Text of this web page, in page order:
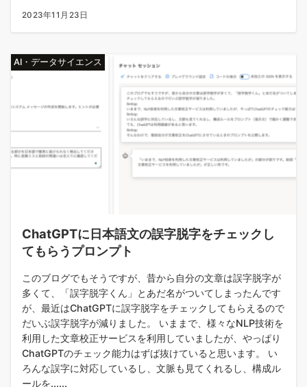
2023年11月23日
AI・データサイエンス
ChatGPTに日本語文の誤字脱字をチェックし
てもらうプロンプト
このブログでもそうですが、昔から自分の文章は誤字脱字が
多くて、「誤字脱字くん」とあだ名がついてしまったんです
が、最近はChatGPTに誤字脱字をチェックしてもらえるので
だいぶ誤字脱字が減りました。 いままで、様々なNLP技術を
利用した文章校正サービスを利用していましたが、やっぱり
ChatGPTのチェック能力はずば抜けていると思います。 い
ろんな誤字に対応しているし、文脈も見てくれるし、構成ル
ールを......